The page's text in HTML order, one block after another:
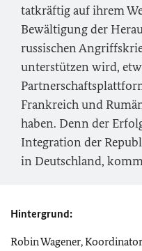
tatkräftig auf ihrem
Bewältigung der
russischen
unterstützen wird,
Frankreich und
haben. Denn der
Integration der
in Deutschland,
Hintergrund:
Robin Wagener,